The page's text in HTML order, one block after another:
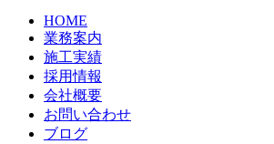
HOME
業務案内
施工実績
採用情報
会社概要
お問い合わせ
ブログ